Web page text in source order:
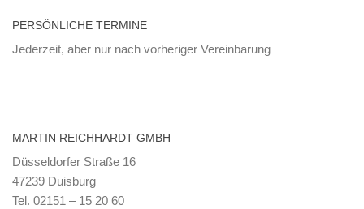
PERSÖNLICHE TERMINE
Jederzeit, aber nur nach vorheriger Vereinbarung
MARTIN REICHHARDT GMBH
Düsseldorfer Straße 16
47239 Duisburg
Tel. 02151 – 15 20 60